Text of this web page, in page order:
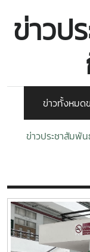
ข่าวป
ข่าวทั้งหมด
ข่าวประชาสัมพั